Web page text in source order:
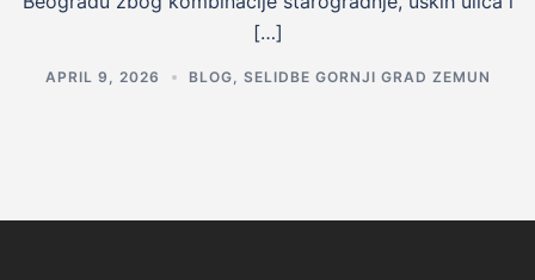
[…]
APRIL 9, 2026 BLOG SELIDBE GORNJI GRAD ZEMUN